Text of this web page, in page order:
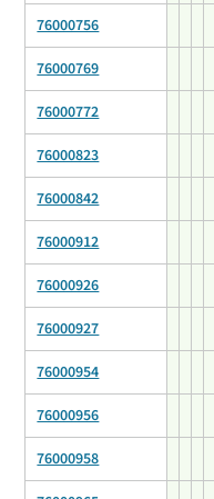
76000756
76000769
76000772
76000823
76000842
76000912
76000926
76000927
76000954
76000956
76000958